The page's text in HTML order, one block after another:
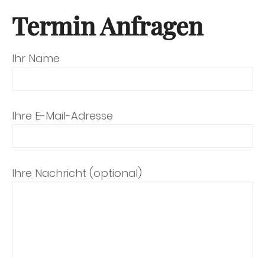
Termin Anfragen
Ihr Name
Ihre E-Mail-Adresse
Ihre Nachricht (optional)